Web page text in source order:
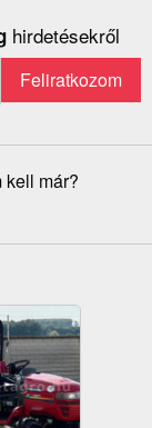
hirdetésekről
kell már?